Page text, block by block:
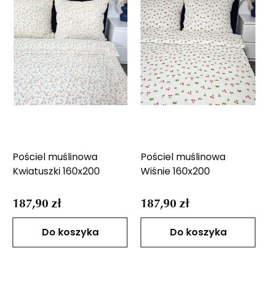
Pościel muślinowa
Kwiatuszki 160x200
187,90 zł
Do koszyka
Pościel muślinowa
Wiśnie 160x200
187,90 zł
Do koszyka